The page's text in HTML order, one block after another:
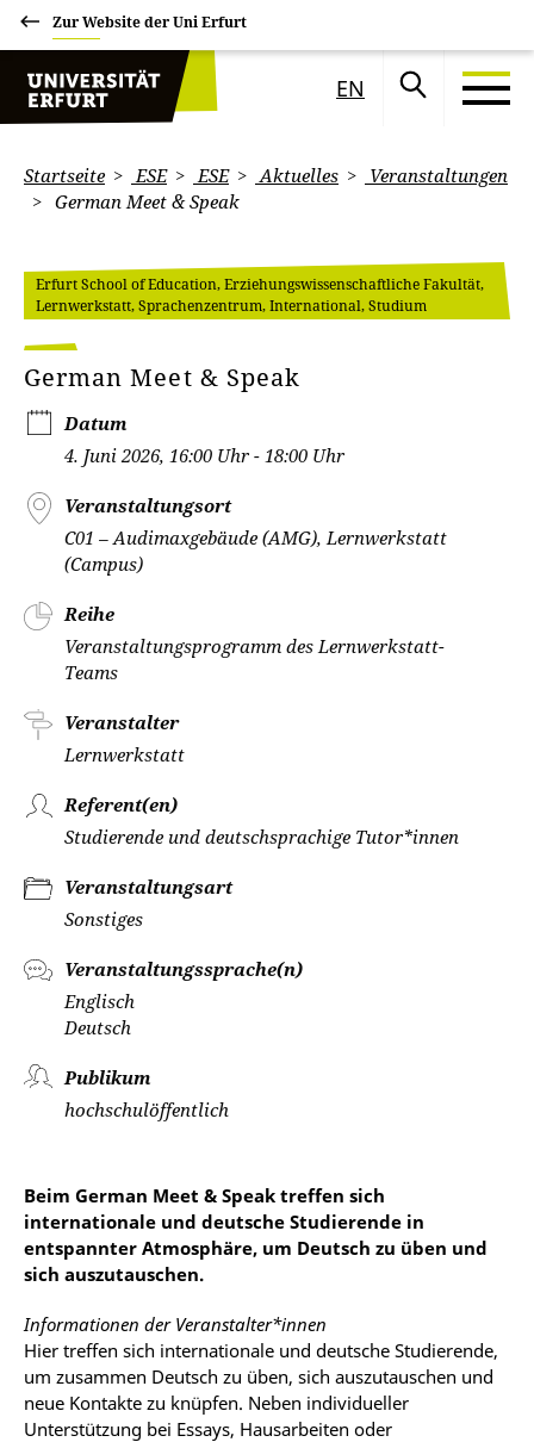
Zur Website der Uni Erfurt
EN
Startseite ESE ESE Aktuelles
Veranstaltungen
German Meet & Speak
Erfurt School of Education, Erziehungswissenschaftliche Fakultät,
Lernwerkstatt, Sprachenzentrum, International, Studium
German Meet & Speak
Datum
4. Juni 2026, 16:00 Uhr - 18:00 Uhr
Veranstaltungsort
C01 – Audimaxgebäude (AMG), Lernwerkstatt
(Campus)
Reihe
Veranstaltungsprogramm des Lernwerkstatt-
Teams
Veranstalter
Lernwerkstatt
Referent(en)
Studierende und deutschsprachige Tutor*innen
Veranstaltungsart
Sonstiges
Veranstaltungssprache(n)
Englisch
Deutsch
Publikum
hochschulöffentlich
Beim German Meet & Speak treffen sich
internationale und deutsche Studierende in
entspannter Atmosphäre, um Deutsch zu üben und
sich auszutauschen.
Informationen der Veranstalter*innen
Hier treffen sich internationale und deutsche Studierende,
um zusammen Deutsch zu üben, sich auszutauschen und
neue Kontakte zu knüpfen. Neben individueller
Unterstützung bei Essays, Hausarbeiten oder